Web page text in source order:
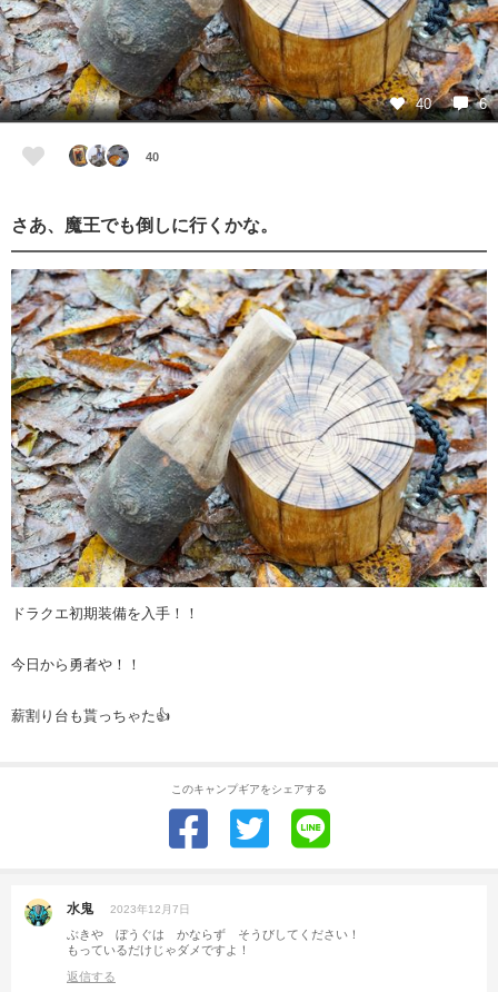
40 6
40
さあ、魔王でも倒しに行くかな。
ドラクエ初期装備を入手！！
今日から勇者や！！
薪割り台も貰っちゃた👍
このキャンプギアをシェアする
水鬼 2023年12月7日
ぶきや ぼうぐは かならず そうびしてください！
もっているだけじゃダメですよ！
返信する